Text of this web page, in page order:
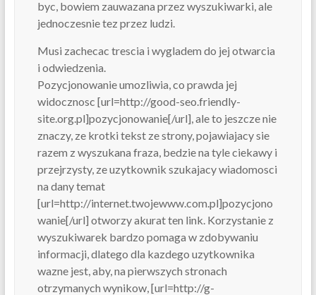
byc, bowiem zauwazana przez wyszukiwarki, ale
jednoczesnie tez przez ludzi.
Musi zachecac trescia i wygladem do jej otwarcia
i odwiedzenia.
Pozycjonowanie umozliwia, co prawda jej
widocznosc [url=http://good-seo.friendly-
site.org.pl]pozycjonowanie[/url], ale to jeszcze nie
znaczy, ze krotki tekst ze strony, pojawiajacy sie
razem z wyszukana fraza, bedzie na tyle ciekawy i
przejrzysty, ze uzytkownik szukajacy wiadomosci
na dany temat
[url=http://internet.twojewww.com.pl]pozycjono
wanie[/url] otworzy akurat ten link. Korzystanie z
wyszukiwarek bardzo pomaga w zdobywaniu
informacji, dlatego dla kazdego uzytkownika
wazne jest, aby, na pierwszych stronach
otrzymanych wynikow, [url=http://g-